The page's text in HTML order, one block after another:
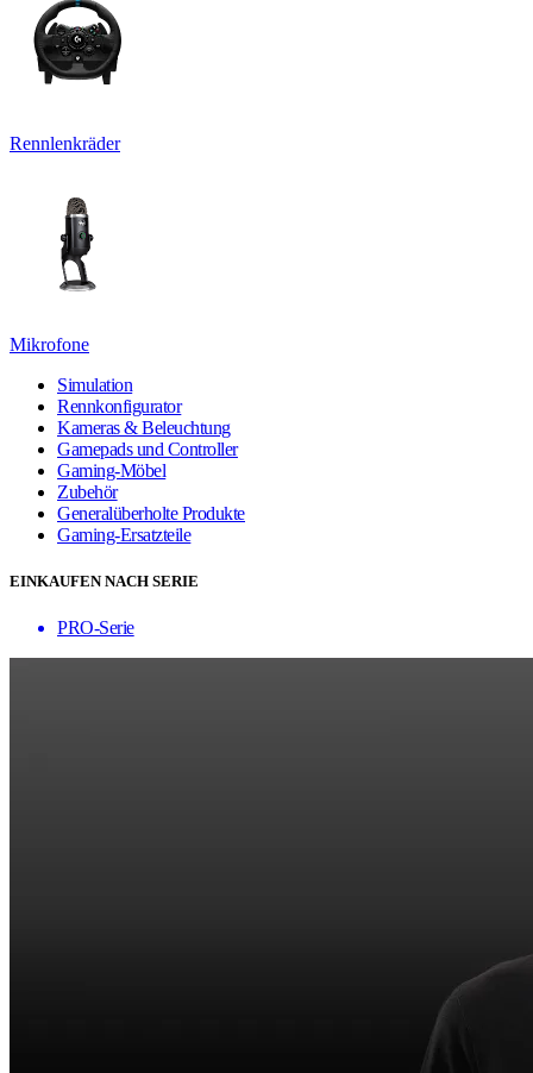
Rennlenkräder
Mikrofone
Simulation
Rennkonfigurator
Kameras & Beleuchtung
Gamepads und Controller
Gaming-Möbel
Zubehör
Generalüberholte Produkte
Gaming-Ersatzteile
EINKAUFEN NACH SERIE
PRO-Serie